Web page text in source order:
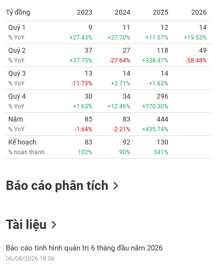
Tỷ đồng 2023 2024 2025
2026
Quý 1
% YoY
9
+27.43%
11
+27.70%
12
+11.57%
14
+19.53%
Quý 2
% YoY
37
+37.75%
27
-27.64%
118
+338.47%
49
-58.48%
Quý 3
% YoY
13
-11.73%
14
+3.71%
14
+1.63%
Quý 4
% YoY
30
+1.63%
34
+12.46%
296
+770.30%
Năm
% YoY
85
-1.64%
83
-2.21%
444
+435.74%
Kế hoạch
% hoàn thành
83
102%
92
90%
130
341%
Báo cáo phân tích
Tài liệu
Báo cáo tình hình quản trị 6 tháng đầu năm 2026
06/08/2026 18:06